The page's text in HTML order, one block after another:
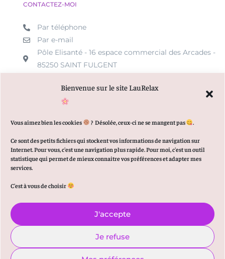
Bienvenue sur le site LauRelax
Vous aimez bien les cookies ? Désolée, ceux-ci ne se mangent pas .
Ce sont des petits fichiers qui stockent vos informations de navigation sur
Internet. Pour vous, c'est une navigation plus rapide. Pour moi, c'est un outil
statistique qui permet de mieux connaitre vos préférences et adapter mes
services.
C'est à vous de choisir
J'accepte
Je refuse
CONTACTEZ-MOI
Par téléphone
Par e-mail
Pôle Elisanté - 16 espace commercial des Arcades -
85250 SAINT FULGENT
Articles de Blog
Prendre Rendez-vous en ligne
© 2021-2026 Copyright – Tous droits réservés –
Mentions
légales
Politique de confidentialité
Site
réalisé par Laure Boisseau